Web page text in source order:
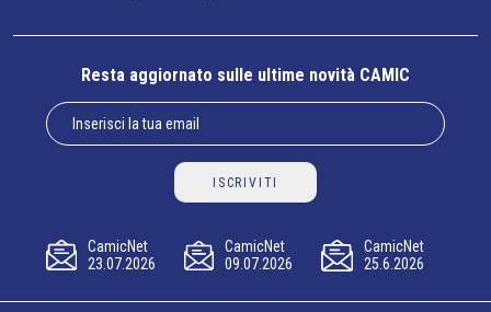
Resta aggiornato sulle ultime novità CAMIC
ISCRIVITI
CamicNet
23.07.2026
CamicNet
09.07.2026
CamicNet
25.6.2026